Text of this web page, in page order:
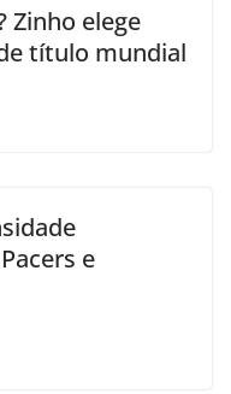
Zinho elege
título mundial
e